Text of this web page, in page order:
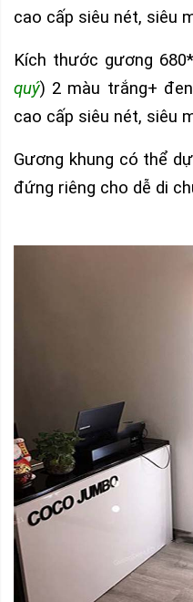
cao cấp siêu nét, siêu
Kích thước gương
quý) 2 màu trắng+
cao cấp siêu nét, siêu
Gương khung có thể
đứng riêng cho dễ di